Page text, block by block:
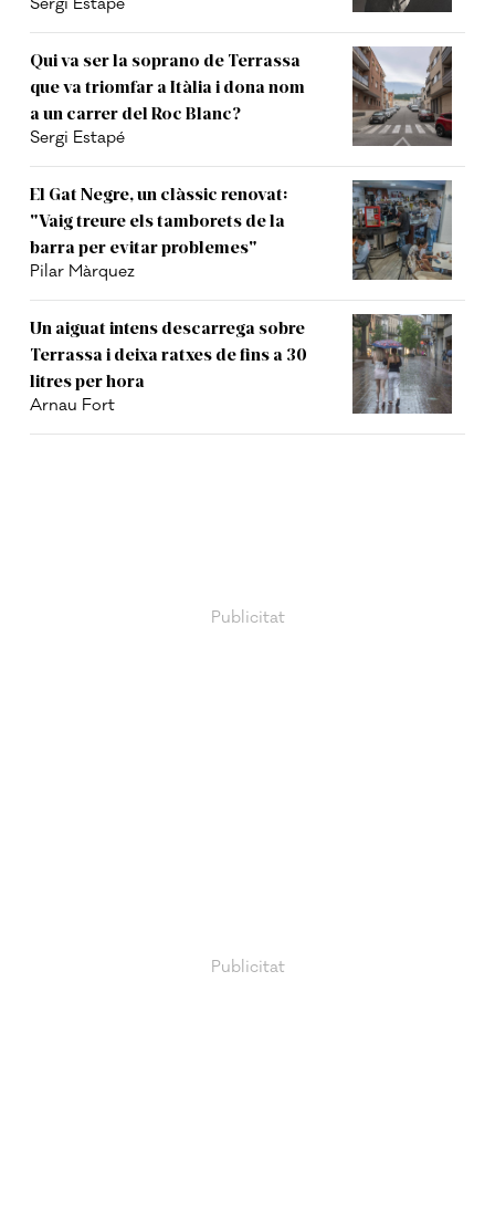
Sergi Estapé
Qui va ser la soprano de Terrassa
que va triomfar a Itàlia i dona nom
a un carrer del Roc Blanc?
Sergi Estapé
El Gat Negre, un clàssic renovat:
"Vaig treure els tamborets de la
barra per evitar problemes"
Pilar Màrquez
Un aiguat intens descarrega sobre
Terrassa i deixa ratxes de fins a 30
litres per hora
Arnau Fort